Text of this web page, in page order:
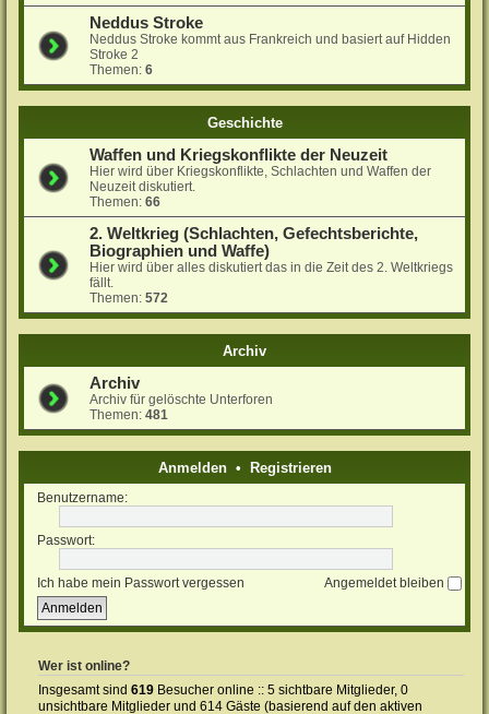
Neddus Stroke
Neddus Stroke kommt aus Frankreich und basiert auf Hidden
Stroke 2
Themen:6
Geschichte
Waffen und Kriegskonflikte der Neuzeit
Hier wird über Kriegskonflikte, Schlachten und Waffen der
Neuzeit diskutiert.
Themen:66
2. Weltkrieg (Schlachten, Gefechtsberichte,
Biographien und Waffe)
Hier wird über alles diskutiert das in die Zeit des 2. Weltkriegs
fällt.
Themen:572
Archiv
Archiv
Archiv für gelöschte Unterforen
Themen:481
Anmelden• Registrieren
Benutzername:
Passwort:
Ich habe mein Passwort vergessen Angemeldet bleiben
Wer ist online?
Insgesamt sind619 Besucher online :: 5 sichtbare Mitglieder, 0
unsichtbare Mitglieder und 614 Gäste (basierend auf den aktiven